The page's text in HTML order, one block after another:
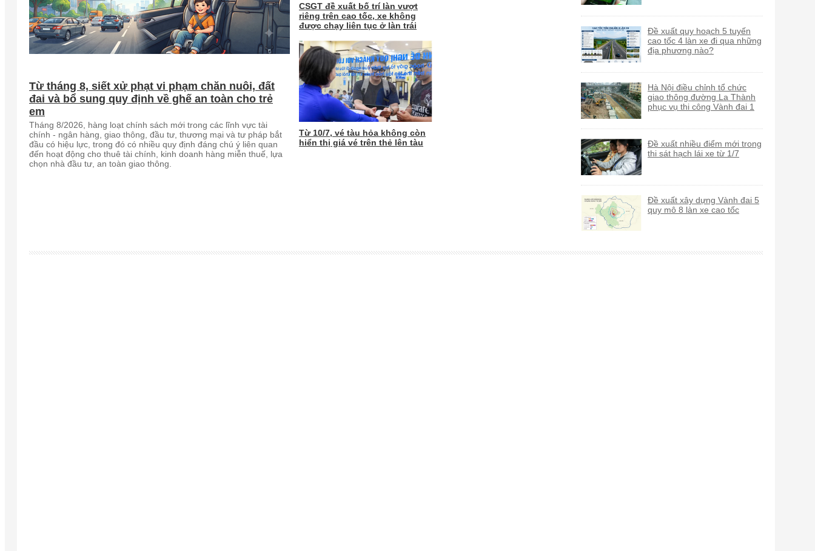
Từ tháng 8, siết xử phạt vi phạm chăn nuôi, đất
đai và bổ sung quy định về ghế an toàn cho trẻ
em
Tháng 8/2026, hàng loạt chính sách mới trong các lĩnh vực tài
chính - ngân hàng, giao thông, đầu tư, thương mại và tư pháp bắt
đầu có hiệu lực, trong đó có nhiều quy định đáng chú ý liên quan
đến hoạt động cho thuê tài chính, kinh doanh hàng miễn thuế, lựa
chọn nhà đầu tư, an toàn giao thông.
CSGT đề xuất bố trí làn vượt
riêng trên cao tốc, xe không
được chạy liên tục ở làn trái
Từ 10/7, vé tàu hỏa không còn
hiển thị giá vé trên thẻ lên tàu
Đề xuất quy hoạch 5 tuyến
cao tốc 4 làn xe đi qua những
địa phương nào?
Hà Nội điều chỉnh tổ chức
giao thông đường La Thành
phục vụ thi công Vành đai 1
Đề xuất nhiều điểm mới trong
thi sát hạch lái xe từ 1/7
Đề xuất xây dựng Vành đai 5
quy mô 8 làn xe cao tốc